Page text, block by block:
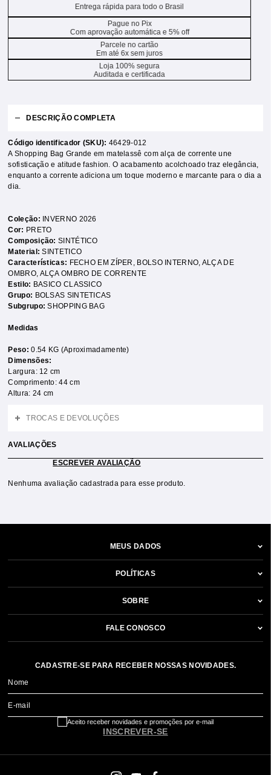
Entrega rápida para todo o Brasil
Pague no Pix
Com aprovação automática e 5% off
Parcele no cartão
Em até 6x sem juros
Loja 100% segura
Auditada e certificada
DESCRIÇÃO COMPLETA
Código identificador (SKU): 46429-012
A Shopping Bag Grande em matelassê com alça de corrente une
sofisticação e atitude fashion. O acabamento acolchoado traz elegância,
enquanto a corrente adiciona um toque moderno e marcante para o dia a
dia.
Coleção:
INVERNO 2026
Cor: PRETO
Composição:SINTÉTICO
Material:SINTETICO
Características: FECHO EM ZÍPER , BOLSO INTERNO, ALÇA DE
OMBRO, ALÇA OMBRO DE CORRENTE
Estilo: BASICO CLASSICO
Grupo: BOLSAS SINTETICAS
Subgrupo:SHOPPING BAG
Medidas
Peso:0.54 KG (Aproximadamente)
Dimensões:
Largura: 12 cm
Comprimento: 44 cm
Altura: 24 cm
TROCAS E DEVOLUÇÕES
AVALIAÇÕES
ESCREVER AVALIAÇÃO
Nenhuma avaliação cadastrada para esse produto.
MEUS DADOS
POLÍTICAS
SOBRE
FALE CONOSCO
CADASTRE-SE PARA RECEBER NOSSAS NOVIDADES.
Nome
E-mail
INSCREVER-SE
Aceito receber novidades e promoções por e-mail